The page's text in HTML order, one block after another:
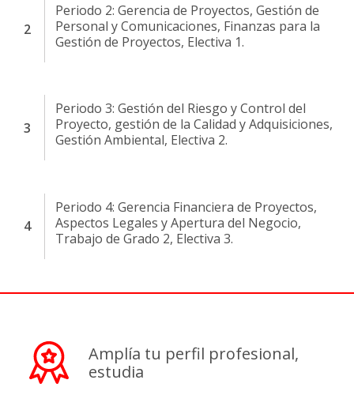
Periodo 2: Gerencia de Proyectos, Gestión de
Personal y Comunicaciones, Finanzas para la
Gestión de Proyectos, Electiva 1.
Periodo 3: Gestión del Riesgo y Control del
Proyecto, gestión de la Calidad y Adquisiciones,
Gestión Ambiental, Electiva 2.
Periodo 4: Gerencia Financiera de Proyectos,
Aspectos Legales y Apertura del Negocio,
Trabajo de Grado 2, Electiva 3.
Amplía tu perfil profesional,
estudia